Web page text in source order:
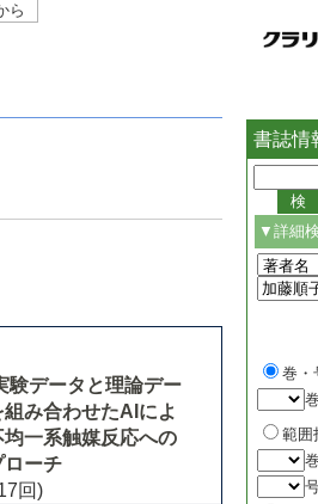
ら
験データと理論デー
組み合わせたAIによ
均一系触媒反応への
ローチ
回)
書誌情
▼詳細
巻・
巻
範囲
巻